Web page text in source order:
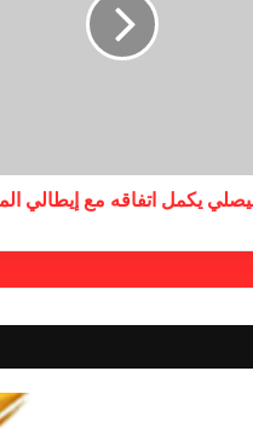
يكمل اتفاقه مع إيطالي